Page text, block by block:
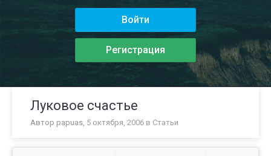
Войти
Регистрация
Луковое счастье
Автор papuas, 5 октября, 2006 в Статьи